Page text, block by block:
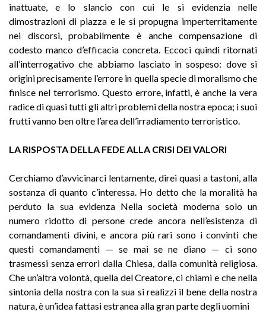
inattuate, e lo slancio con cui le si evidenzia nelle
dimostrazioni di piazza e le si propugna imperterritamente
nei discorsi, probabilmente è anche compensazione di
codesto manco d’efficacia concreta. Eccoci quindi ritornati
all’interrogativo che abbiamo lasciato in sospeso: dove si
origini precisamente l’errore in quella specie di moralismo che
finisce nel terrorismo. Questo errore, infatti, è anche la vera
radice di quasi tutti gli altri problemi della nostra epoca; i suoi
frutti vanno ben oltre l’area dell’irradiamento terroristico.
LA RISPOSTA DELLA FEDE ALLA CRISI DEI VALORI
Cerchiamo d’avvicinarci lentamente, direi quasi a tastoni, alla
sostanza di quanto c’interessa. Ho detto che la moralità ha
perduto la sua evidenza Nella società moderna solo un
numero ridotto di persone crede ancora nell’esistenza di
comandamenti divini, e ancora più rari sono i convinti che
questi comandamenti — se mai se ne diano — ci sono
trasmessi senza errori dalla Chiesa, dalla comunità religiosa.
Che un’altra volontà, quella del Creatore, ci chiami e che nella
sintonia della nostra con la sua si realizzi il bene della nostra
natura, è un’idea fattasi estranea alla gran parte degli uomini